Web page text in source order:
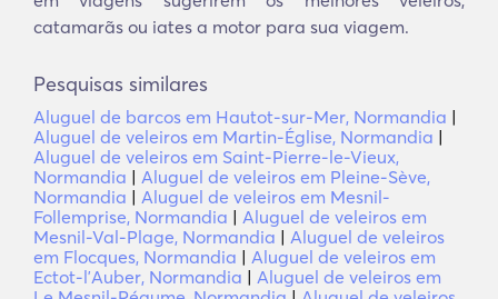
catamarãs ou iates a motor para sua viagem.
Pesquisas similares
Aluguel de barcos em Hautot-sur-Mer, Normandia |
Aluguel de veleiros em Martin-Église, Normandia |
Aluguel de veleiros em Saint-Pierre-le-Vieux,
Normandia | Aluguel de veleiros em Pleine-Sève,
Normandia | Aluguel de veleiros em Mesnil-
Follemprise, Normandia | Aluguel de veleiros em
Mesnil-Val-Plage, Normandia | Aluguel de veleiros
em Flocques, Normandia | Aluguel de veleiros em
Ectot-lʼAuber, Normandia | Aluguel de veleiros em